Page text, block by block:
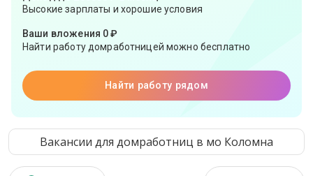
Высокие зарплаты и хорошие условия
Ваши вложения 0 ₽
Найти работу домработницей можно бесплатно
Найти работу рядом
Вакансии для домработниц в мо Коломна